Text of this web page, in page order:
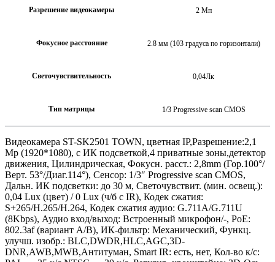
Разрешение видеокамеры 2 Мп
Фокусное расстояние 2.8 мм (103 градуса по горизонтали)
Светочувствительность 0,04Лк
Тип матрицы 1/3 Progressive scan CMOS
Видеокамера ST-SK2501 TOWN, цветная IP,Разрешение:2,1
Mp (1920*1080), с ИК подсветкой,4 приватные зоны,детектор
движения, Цилиндрическая, Фокусн. расст.: 2,8mm (Гор.100°/
Верт. 53°/Диаг.114°), Сенсор: 1/3″ Progressive scan CMOS,
Дальн. ИК подсветки: до 30 м, Светочувствит. (мин. освещ.):
0,04 Lux (цвет) / 0 Lux (ч/б c IR), Кодек сжатия:
S+265/H.265/H.264, Кодек сжатия аудио: G.711A/G.711U
(8Kbps), Аудио вход/выход: Встроенный микрофон/-, PoE:
802.3af (вариант А/В), ИК-фильтр: Механический, Функц.
улучш. изобр.: BLC,DWDR,HLC,AGC,3D-
DNR,AWB,MWB,Антитуман, Smart IR: есть, нет, Кол-во к/с: